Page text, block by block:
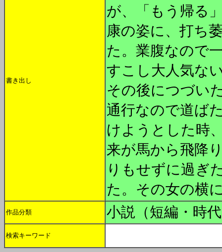
書き出し
が、「もう帰る
康の姿に、打ち
た。業腹なので
すこし大人気な
その後につづい
通行なので道ば
けようとした時
来が馬から飛降
りもせずに過ぎ
た。その女の横
作品分類 小説（短編・時
検索キーワード